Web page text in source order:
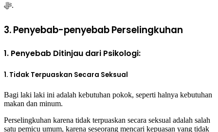
ﷻ.
3. Penyebab-penyebab Perselingkuhan
1. Penyebab Ditinjau dari Psikologi:
1. Tidak Terpuaskan Secara Seksual
Bagi laki laki ini adalah kebutuhan pokok, seperti halnya kebutuhan
makan dan minum.
Perselingkuhan karena tidak terpuaskan secara seksual adalah salah
satu pemicu umum, karena seseorang mencari kepuasan yang tidak